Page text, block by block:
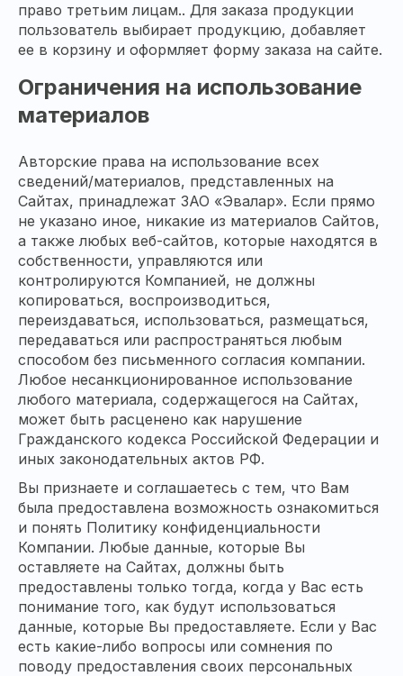
право третьим лицам.. Для заказа продукции
пользователь выбирает продукцию, добавляет
ее в корзину и оформляет форму заказа на сайте.
Ограничения на использование
материалов
Авторские права на использование всех
сведений/материалов, представленных на
Сайтах, принадлежат ЗАО «Эвалар». Если прямо
не указано иное, никакие из материалов Сайтов,
а также любых веб-сайтов, которые находятся в
собственности, управляются или
контролируются Компанией, не должны
копироваться, воспроизводиться,
переиздаваться, использоваться, размещаться,
передаваться или распространяться любым
способом без письменного согласия компании.
Любое несанкционированное использование
любого материала, содержащегося на Сайтах,
может быть расценено как нарушение
Гражданского кодекса Российской Федерации и
иных законодательных актов РФ.
Вы признаете и соглашаетесь с тем, что Вам
была предоставлена возможность ознакомиться
и понять Политику конфиденциальности
Компании. Любые данные, которые Вы
оставляете на Сайтах, должны быть
предоставлены только тогда, когда у Вас есть
понимание того, как будут использоваться
данные, которые Вы предоставляете. Если у Вас
есть какие-либо вопросы или сомнения по
поводу предоставления своих персональных